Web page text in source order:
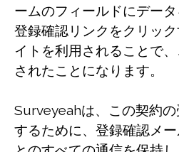
ームのフィールドにデー
登録確認リンクをクリッ
イトを利用されることで
されたことになります。
Surveyeahは、この契約
するために、登録確認メ